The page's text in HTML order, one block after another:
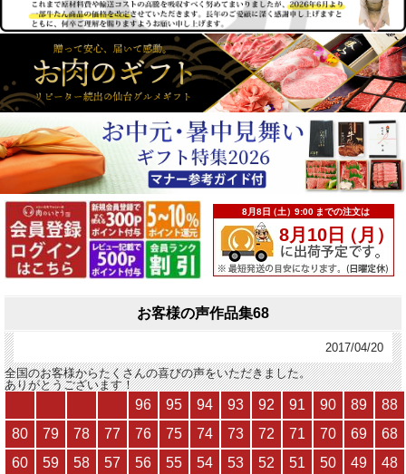
お客様の声作品集68
2017/04/20
全国のお客様からたくさんの喜びの声をいただきました。
ありがとうございます！